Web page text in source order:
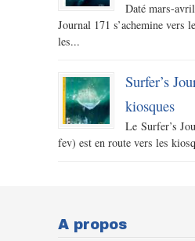
Daté mars-
Journal 171 s’achemine vers
les...
Surfer’s
kiosques
Le Surfer’s
fev) est en route vers les
A propos